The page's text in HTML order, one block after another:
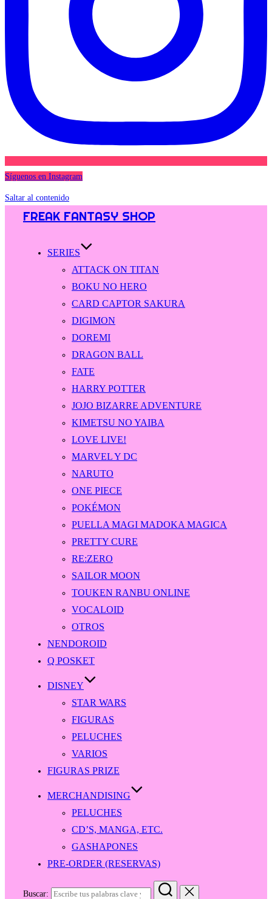
Síguenos en Instagram
Saltar al contenido
FREAK FANTASY SHOP
SERIES
ATTACK ON TITAN
BOKU NO HERO
CARD CAPTOR SAKURA
DIGIMON
DOREMI
DRAGON BALL
FATE
HARRY POTTER
JOJO BIZARRE ADVENTURE
KIMETSU NO YAIBA
LOVE LIVE!
MARVEL Y DC
NARUTO
ONE PIECE
POKÉMON
PUELLA MAGI MADOKA MAGICA
PRETTY CURE
RE:ZERO
SAILOR MOON
TOUKEN RANBU ONLINE
VOCALOID
OTROS
NENDOROID
Q POSKET
DISNEY
STAR WARS
FIGURAS
PELUCHES
VARIOS
FIGURAS PRIZE
MERCHANDISING
PELUCHES
CD’S, MANGA, ETC.
GASHAPONES
PRE-ORDER (RESERVAS)
Buscar: